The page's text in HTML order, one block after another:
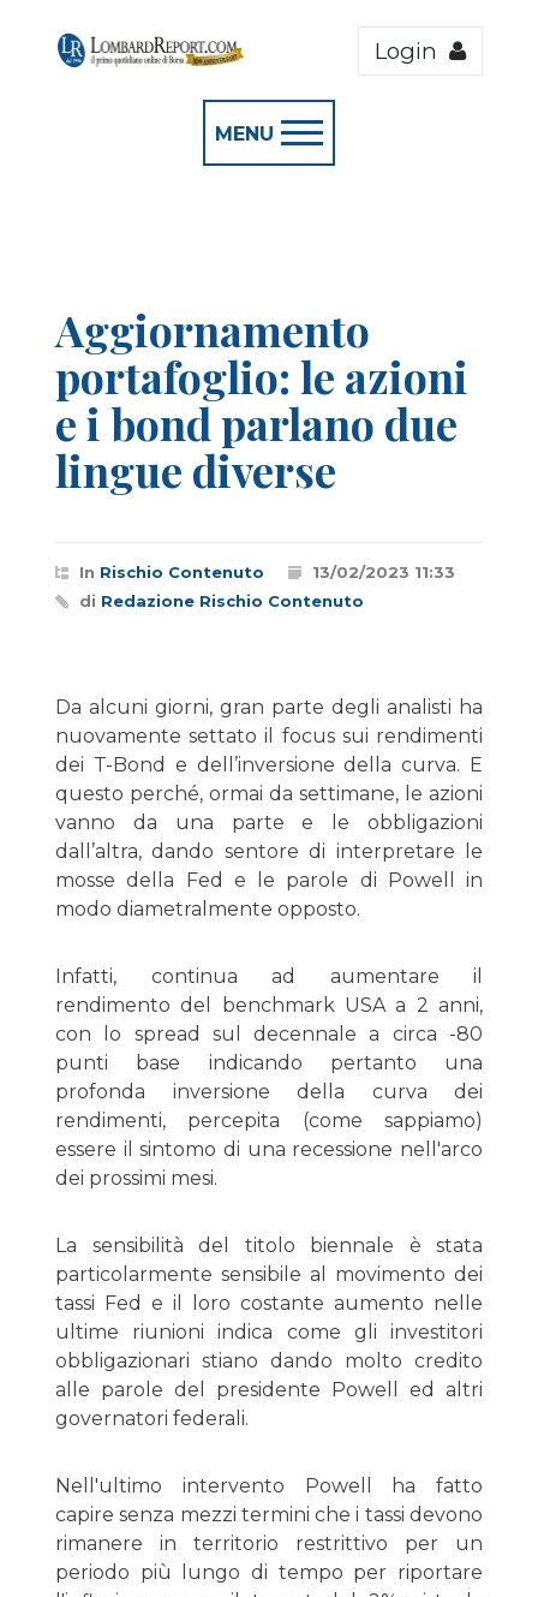
Login
MENU
Aggiornamento
portafoglio: le azioni
e i bond parlano due
lingue diverse
In Rischio Contenuto
13/02/2023 11:33
di Redazione Rischio Contenuto
Da alcuni giorni, gran parte degli analisti ha
nuovamente settato il focus sui rendimenti
dei T-Bond e dell’inversione della curva. E
questo perché, ormai da settimane, le azioni
vanno da una parte e le obbligazioni
dall’altra, dando sentore di interpretare le
mosse della Fed e le parole di Powell in
modo diametralmente opposto.
Infatti, continua ad aumentare il
rendimento del benchmark USA a 2 anni,
con lo spread sul decennale a circa -80
punti base indicando pertanto una
profonda inversione della curva dei
rendimenti, percepita (come sappiamo)
essere il sintomo di una recessione nell'arco
dei prossimi mesi.
La sensibilità del titolo biennale è stata
particolarmente sensibile al movimento dei
tassi Fed e il loro costante aumento nelle
ultime riunioni indica come gli investitori
obbligazionari stiano dando molto credito
alle parole del presidente Powell ed altri
governatori federali.
Nell'ultimo intervento Powell ha fatto
capire senza mezzi termini che i tassi devono
rimanere in territorio restrittivo per un
periodo più lungo di tempo per riportare